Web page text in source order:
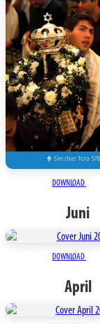
DOWNLOAD
Juni
DOWNLOAD
April